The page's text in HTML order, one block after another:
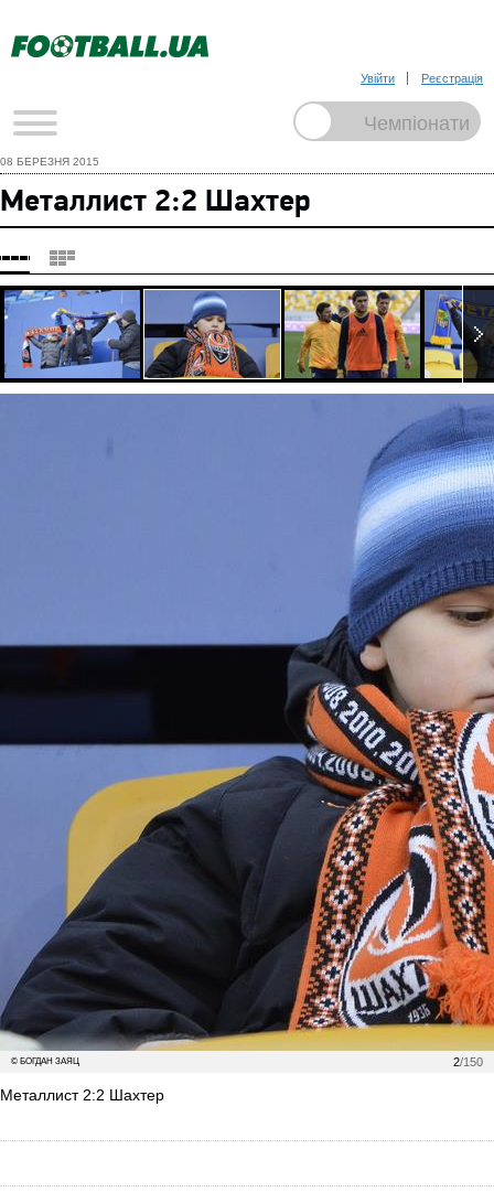
Увійти Реєстрація
08 БЕРЕЗНЯ 2015
Металлист 2:2 Шахтер
2/150
© БОГДАН ЗАЯЦ
Металлист 2:2 Шахтер